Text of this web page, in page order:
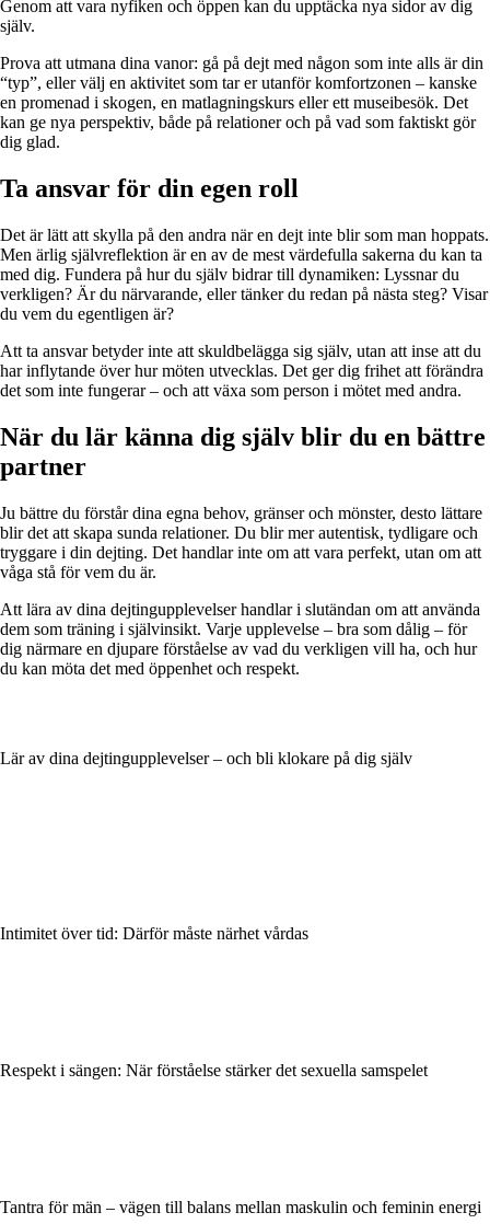
Genom att vara nyfiken och öppen kan du upptäcka nya sidor av dig
själv.
Prova att utmana dina vanor: gå på dejt med någon som inte alls är din
“typ”, eller välj en aktivitet som tar er utanför komfortzonen – kanske
en promenad i skogen, en matlagningskurs eller ett museibesök. Det
kan ge nya perspektiv, både på relationer och på vad som faktiskt gör
dig glad.
Ta ansvar för din egen roll
Det är lätt att skylla på den andra när en dejt inte blir som man hoppats.
Men ärlig självreflektion är en av de mest värdefulla sakerna du kan ta
med dig. Fundera på hur du själv bidrar till dynamiken: Lyssnar du
verkligen? Är du närvarande, eller tänker du redan på nästa steg? Visar
du vem du egentligen är?
Att ta ansvar betyder inte att skuldbelägga sig själv, utan att inse att du
har inflytande över hur möten utvecklas. Det ger dig frihet att förändra
det som inte fungerar – och att växa som person i mötet med andra.
När du lär känna dig själv blir du en bättre
partner
Ju bättre du förstår dina egna behov, gränser och mönster, desto lättare
blir det att skapa sunda relationer. Du blir mer autentisk, tydligare och
tryggare i din dejting. Det handlar inte om att vara perfekt, utan om att
våga stå för vem du är.
Att lära av dina dejtingupplevelser handlar i slutändan om att använda
dem som träning i självinsikt. Varje upplevelse – bra som dålig – för
dig närmare en djupare förståelse av vad du verkligen vill ha, och hur
du kan möta det med öppenhet och respekt.
Lär av dina dejtingupplevelser – och bli klokare på dig själv
Intimitet över tid: Därför måste närhet vårdas
Respekt i sängen: När förståelse stärker det sexuella samspelet
Tantra för män – vägen till balans mellan maskulin och feminin energi